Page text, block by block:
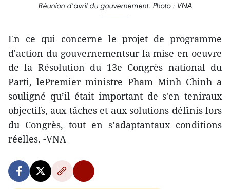
Réunion d’avril du gouvernement. Photo : VNA
En ce qui concerne le projet de programme
d'action du gouvernementsur la mise en oeuvre
de la Résolution du 13e Congrès national du
Parti, lePremier ministre Pham Minh Chinh a
souligné qu’il était important de s'en teniraux
objectifs, aux tâches et aux solutions définis lors
du Congrès, tout en s’adaptantaux conditions
réelles. -VNA